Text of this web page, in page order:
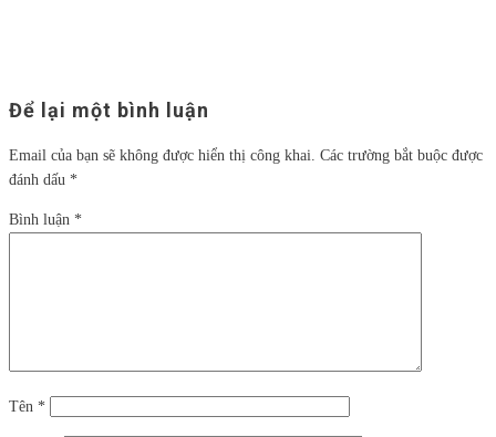
Để lại một bình luận
Email của bạn sẽ không được hiển thị công khai. Các trường bắt buộc được
đánh dấu *
Bình luận *
Tên *